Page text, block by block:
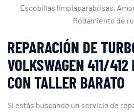
Escobillas limpiaparabrisas,
Rodamiento de
REPARACIÓN DE
VOLKSWAGEN 411/412
CON TALLER BARATO
Si estás buscando un servicio de